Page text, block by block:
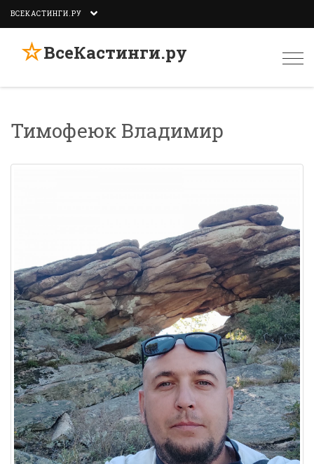
ВСЕКАСТИНГИ.РУ
☆ВсеКастинги.ру
Тимофеюк Владимир